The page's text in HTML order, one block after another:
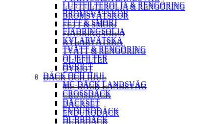
LUFTFILTEROLJA & RENGÖRING
BROMSVÄTSKOR
FETT & SMÖRJ
FJÄDRINGSOLJA
KYLARVÄTSKA
TVÄTT & RENGÖRING
OLJEFILTER
ÖVRIGT
DÄCK OCH HJUL
MC-DÄCK LANDSVÄG
CROSSDÄCK
DÄCKSET
ENDURODÄCK
DUBBDÄCK
LUFTFILTEROLJA & RENGÖRING
BROMSVÄTSKOR
FETT & SMÖRJ
FJÄDRINGSOLJA
KYLARVÄTSKA
TVÄTT & RENGÖRING
OLJEFILTER
ÖVRIGT
DÄCK OCH HJUL
MC-DÄCK LANDSVÄG
CROSSDÄCK
DÄCKSET
ENDURODÄCK
DUBBDÄCK